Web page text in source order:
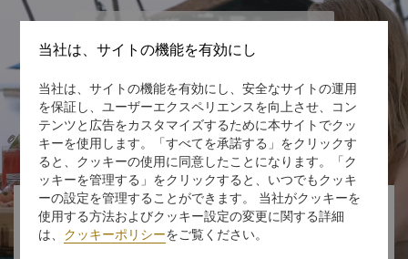
 
   
当社は、サイトの機能を有効にし
当社は、サイトの機能を有効にし、安全なサイトの運用
を保証し、ユーザーエクスペリエンスを向上させ、コン
テンツと広告をカスタマイズするために本サイトでクッ
キーを使用します。「すべてを承諾する」をクリックす
ると、クッキーの使用に同意したことになります。「ク
ッキーを管理する」をクリックすると、いつでもクッキ
ーの設定を管理することができます。 当社がクッキーを
使用する方法およびクッキー設定の変更に関する詳細
は、 クッキーポリシーをご覧ください。